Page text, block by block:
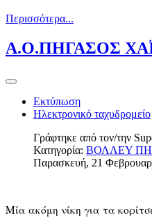
Περισσότερα...
Α.Ο.ΠΗΓΑΣΟΣ
Εκτύπωση
Ηλεκτρονικό ταχυδρομείο
Γράφτηκε από τον/την
Κατηγορία: ΒΟΛΛΕΥ
Παρασκευή, 21
Μία ακόμη νίκη για τα